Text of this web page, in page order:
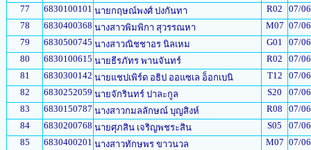
77
6830100101 นายกฤษณ์พงศ์ ปงกันทา R02
07/
78
6830400368 นางสาวพิมพิกา สุวรรณหา M07 07/
79
6830500745 นางสาวณิชชาอร นิลเหม G01
07/
80
6830100615 นายธีรภัทร พานจันทร์ R02
07/
81
6830300142 นายแชปเพิร์ด อธิป ออแซเล อ็อกเบนิ T12
07/
82
6830252059 นายจักรินทร์ ปาละกูล S20
07/
83
6830150787 นางสาวกมลลักษณ์ บุญสิงห์ R08
07/
84
6830200768 นายศุภสิน เจริญพชระสิน S05
07/
85
6830400201 นางสาวทักษพร ขาวนวล M07 07/